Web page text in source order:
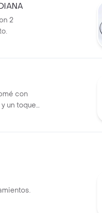
2
con
un toque